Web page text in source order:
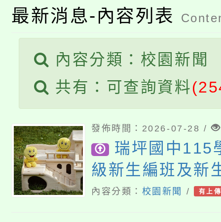
《TA101》溝通分析基
心理、諮商輔導、社會
系所師生報名參加。
轉知苗栗縣政府辦理
縣市「校園短影音徵選
門員」簡章及活動海報
踴躍報名參加。
桃園市115學年度學生
要點
「桃園市補助參觀特色
展演活動實施計畫」
115年度「教育部表揚
最新消息-內容列表
內容分類：校園新聞
共有：可查詢資料
發佈時間：2026-07-28 /
瑞坪國中115
級新生編班及新
結果
內容分類： 校園新聞 / 有上